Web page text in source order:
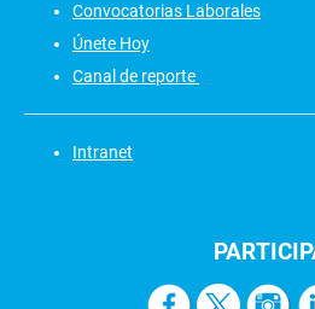
Convocatorias Laborales
Únete Hoy
Canal de reporte
Intranet